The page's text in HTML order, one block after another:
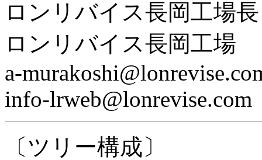
ロンリバイス長岡工場
ロンリバイス長岡工場
a-
info-lrweb@lonrevise.com
〔ツリー構成〕